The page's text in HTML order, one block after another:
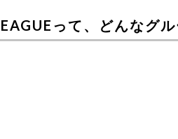
って、どんなグ